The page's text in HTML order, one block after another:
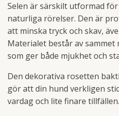
Selen är särskilt utformad
naturliga rörelser. Den är
att minska tryck och skav,
Materialet består av sammet
som ger både mjukhet och
Den dekorativa rosetten
gör att din hund verkligen
vardag och lite finare tillfällen.